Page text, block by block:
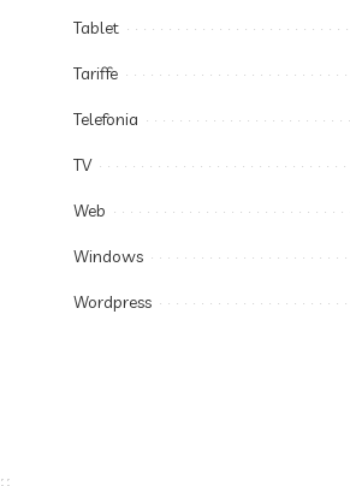
Tablet
Tariffe
Telefonia
TV
Web
Windows
Wordpress